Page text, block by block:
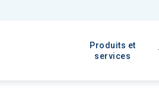
Produits et
services